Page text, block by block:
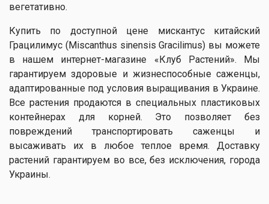
вегетативно.
Купить по доступной цене мискантус китайский
Грацилимус (Miscanthus sinensis Gracilimus) вы можете
в нашем интернет-магазине «Клуб Растений». Мы
гарантируем здоровые и жизнеспособные саженцы,
адаптированные под условия выращивания в Украине.
Все растения продаются в специальных пластиковых
контейнерах для корней. Это позволяет без
повреждений транспортировать саженцы и
высаживать их в любое теплое время. Доставку
растений гарантируем во все, без исключения, города
Украины.